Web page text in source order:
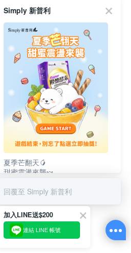
Simply 新普利
夏季芒翻天🥭
甜蜜震盪來襲🍬
回覆至 Simply 新普利
加入LINE送$200
連結 LINE 帳號